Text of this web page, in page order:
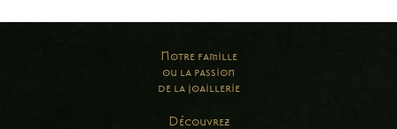
Notre famille
ou la passion
de la joaillerie
Découvrez